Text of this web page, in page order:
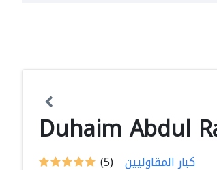
Duhaim Abdul
(5) كبار المقاوليين